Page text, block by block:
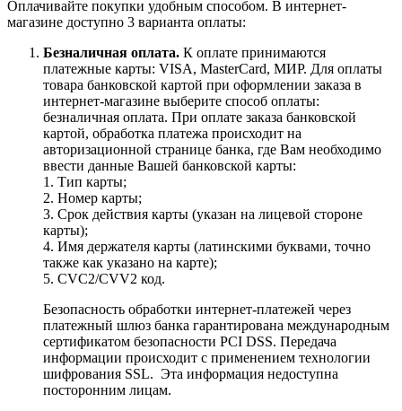
Оплачивайте покупки удобным способом. В интернет-
магазине доступно 3 варианта оплаты:
Безналичная оплата. К оплате принимаются
платежные карты: VISA, MasterCard, МИР. Для оплаты
товара банковской картой при оформлении заказа в
интернет-магазине выберите способ оплаты:
безналичная оплата. При оплате заказа банковской
картой, обработка платежа происходит на
авторизационной странице банка, где Вам необходимо
ввести данные Вашей банковской карты:
1. Тип карты;
2. Номер карты;
3. Срок действия карты (указан на лицевой стороне
карты);
4. Имя держателя карты (латинскими буквами, точно
также как указано на карте);
5. CVC2/CVV2 код.
Безопасность обработки интернет-платежей через
платежный шлюз банка гарантирована международным
сертификатом безопасности PCI DSS. Передача
информации происходит с применением технологии
шифрования SSL. Эта информация недоступна
посторонним лицам.